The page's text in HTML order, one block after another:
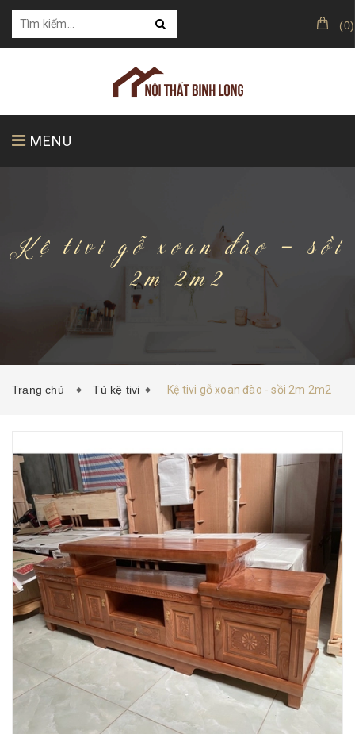
(0)
MENU
KHÁCH HÀNG CỦA CHÚNG TÔI
HƯỚNG DẪN MUA HÀNG
Kệ tivi gỗ xoan đào - sồi
2m 2m2
Trang chủ Tủ kệ tivi Kệ tivi gỗ xoan đào - sồi 2m 2m2